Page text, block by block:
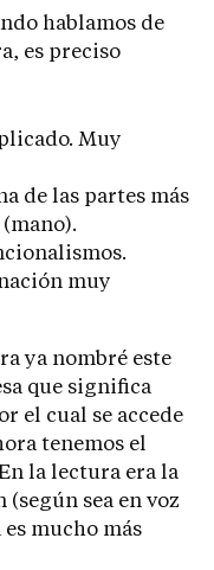
hablamos de
es preciso
Muy
de las partes más
muy
ya nombré este
que significa
el cual se accede
tenemos el
la lectura era la
sea en voz
mucho más